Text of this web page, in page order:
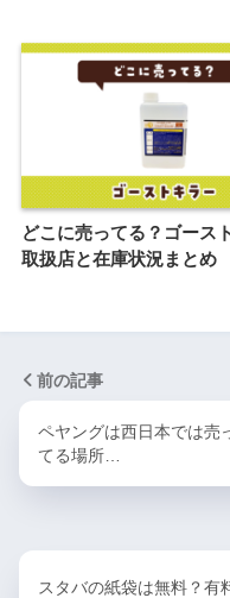
どこに売ってる？ゴース
取扱店と在庫状況まとめ
前の記事
ペヤングは西日本では売
てる場所…
スタバの紙袋は無料？有